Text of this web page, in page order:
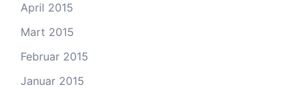
April 2015
Mart 2015
Februar 2015
Januar 2015